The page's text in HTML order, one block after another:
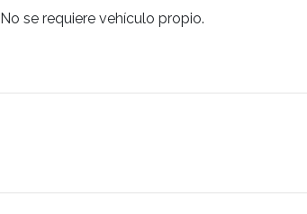
No se requiere vehículo propio.